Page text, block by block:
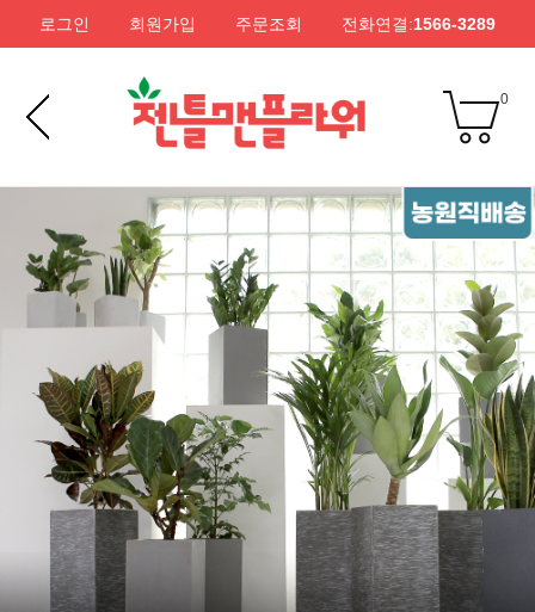
로그인 회원가입 주문조회 전화연결:1566-3289
0